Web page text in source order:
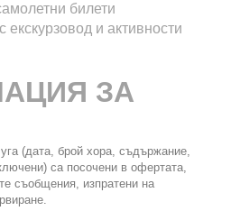
билети
екскурзовод и активности
ЗА
(дата, брой хора, съдържание,
са посочени в офертата,
съобщения, изпратени на